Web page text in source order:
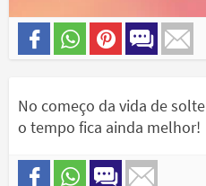
No começo da vida de
o tempo fica ainda melhor!